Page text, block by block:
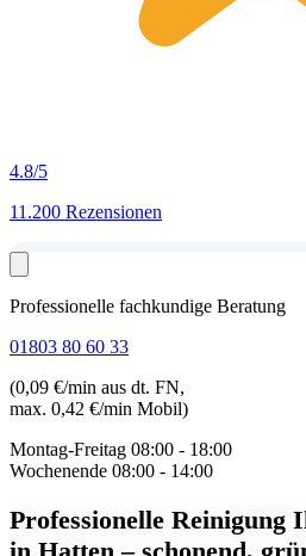
4.8/5
11.200 Rezensionen
Professionelle fachkundige Beratung
01803 80 60 33
(0,09 €/min aus dt. FN,
max. 0,42 €/min Mobil)
Montag-Freitag 08:00 - 18:00
Wochenende 08:00 - 14:00
Professionelle Reinigung